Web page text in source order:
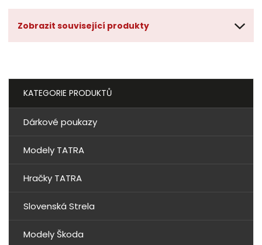
Zobrazit související produkty
KATEGORIE PRODUKTŮ
Dárkové poukazy
Modely TATRA
Hračky TATRA
Slovenská Strela
Modely Škoda